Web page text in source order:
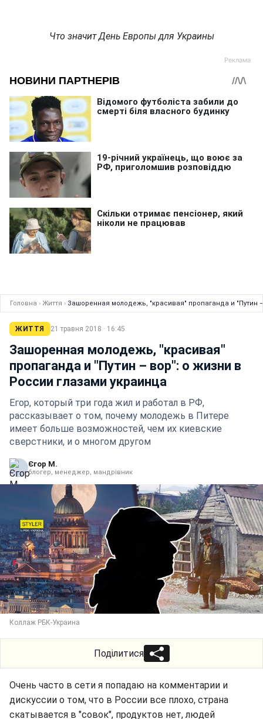
Что значит День Европы для Украины
Головна › Життя › Зашоренная молодежь, "красивая" пропаганда и "Путин
ЖИТТЯ 21 травня 2018 · 16:45
Зашоренная молодежь, "красивая"
пропаганда и "Путин – вор": о жизни в
России глазами украинца
Егор, который три года жил и работал в РФ,
рассказывает о том, почему молодежь в Питере
имеет больше возможностей, чем их киевские
сверстники, и о многом другом
Єгор М.
блогер, менеджер, мандрівник
Коллаж РБК-Украина
Поділитися
Очень часто в сети я попадаю на комментарии и
дискуссии о том, что в России все плохо, страна
скатывается в "совок", продуктов нет, людей